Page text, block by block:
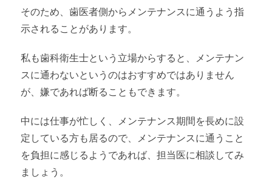
そのため、歯医者側からメンテナンスに通うよう指
示されることがあります。
私も歯科衛生士という立場からすると、メンテナン
スに通わないというのはおすすめではありません
が、嫌であれば断ることもできます。
中には仕事が忙しく、メンテナンス期間を長めに設
定している方も居るので、メンテナンスに通うこと
を負担に感じるようであれば、担当医に相談してみ
ましょう。